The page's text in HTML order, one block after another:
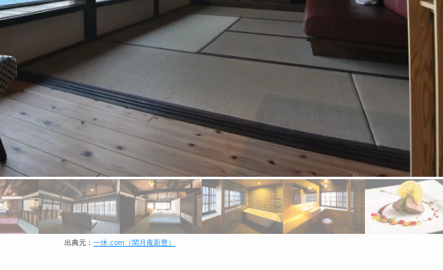
出典元： 一休.com（閑月庵新豊）